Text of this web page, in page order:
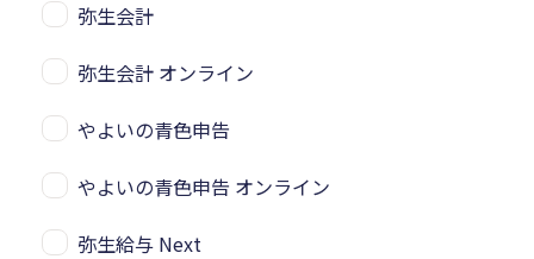
弥生会計
弥生会計 オンライン
やよいの青色申告
やよいの青色申告 オンライン
弥生給与 Next